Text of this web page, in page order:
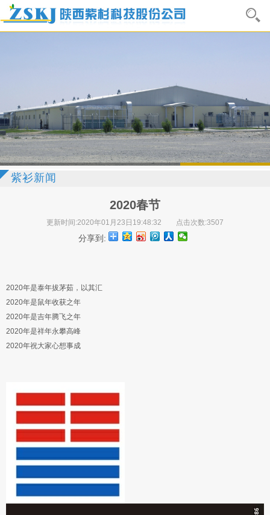
紫衫新闻
2020春节
更新时间:2020年01月23日19:48:32 点击次数:3507
分享到:
2020年是泰年拔茅茹，以其汇
2020年是鼠年收获之年
2020年是吉年腾飞之年
2020年是祥年永攀高峰
2020年祝大家心想事成